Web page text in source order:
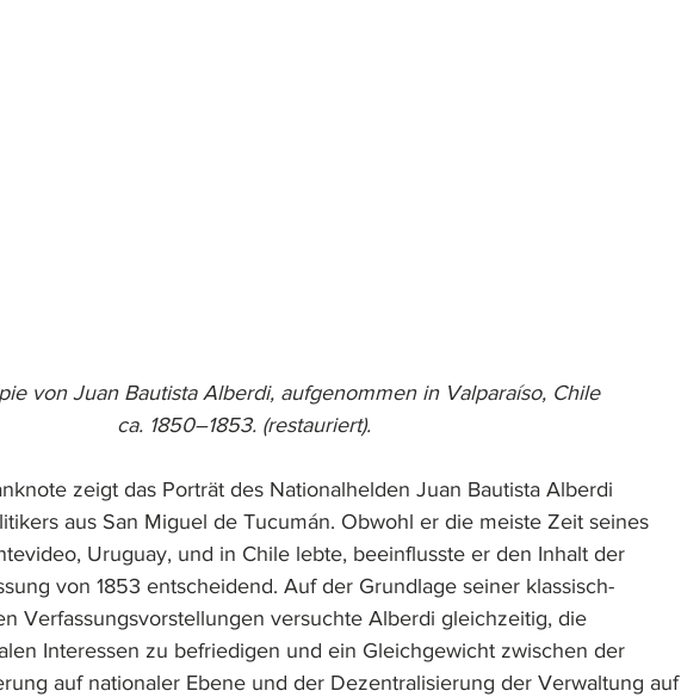
von Juan Bautista Alberdi, aufgenommen in Valparaíso, Chile
ca. 1850–1853. (restauriert).
zeigt das Porträt des Nationalhelden Juan Bautista Alberdi
aus San Miguel de Tucumán. Obwohl er die meiste Zeit seines
Uruguay, und in Chile lebte, beeinflusste er den Inhalt der
von 1853 entscheidend. Auf der Grundlage seiner klassisch-
Verfassungsvorstellungen versuchte Alberdi gleichzeitig, die
Interessen zu befriedigen und ein Gleichgewicht zwischen der
auf nationaler Ebene und der Dezentralisierung der Verwaltung auf